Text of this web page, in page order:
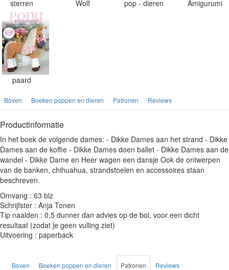
sterren Wolf pop - dieren Amigurumi
paard
Boven Boeken poppen en dieren Patronen Reviews
Productinformatie
In het boek de volgende dames: - Dikke Dames aan het strand - Dikke
Dames aan de koffie - Dikke Dames doen ballet - Dikke Dames aan de
wandel - Dikke Dame en Heer wagen een dansje Ook de ontwerpen
van de banken, chihuahua, strandstoelen en accessoires staan
beschreven.
Omvang : 63 blz
Schrijfster : Anja Tonen
Tip naalden : 0,5 dunner dan advies op de bol, voor een dicht
resultaat (zodat je geen vulling ziet)
Uitvoering : paperback
Boven Boeken poppen en dieren Patronen Reviews